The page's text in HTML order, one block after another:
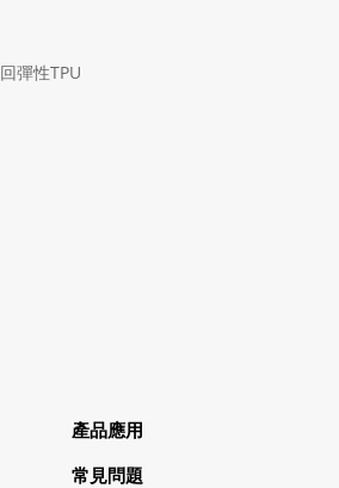
回彈性TPU
產品應用
常見問題